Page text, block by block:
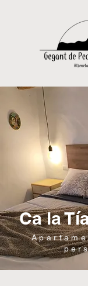
Ca la